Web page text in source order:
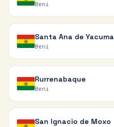
Beni
Santa Ana de Yacuma
Beni
Rurrenabaque
Beni
San Ignacio de Moxo